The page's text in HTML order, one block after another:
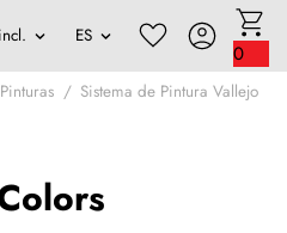
0
Pinturas Sistema de Pintura Vallejo